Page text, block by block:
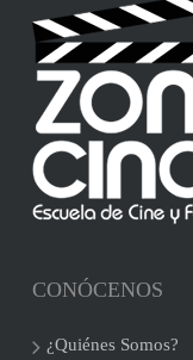
CONÓCENOS
¿Quiénes Somos?